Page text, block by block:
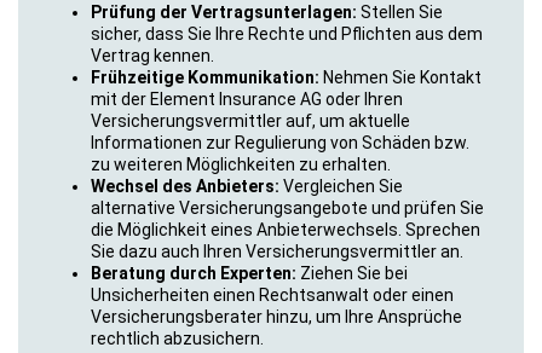
Prüfung der Vertragsunterlagen: Stellen Sie
sicher, dass Sie Ihre Rechte und Pflichten aus dem
Vertrag kennen.
Frühzeitige Kommunikation: Nehmen Sie Kontakt
mit der Element Insurance AG oder Ihren
Versicherungsvermittler auf, um aktuelle
Informationen zur Regulierung von Schäden bzw.
zu weiteren Möglichkeiten zu erhalten.
Wechsel des Anbieters: Vergleichen Sie
alternative Versicherungsangebote und prüfen Sie
die Möglichkeit eines Anbieterwechsels. Sprechen
Sie dazu auch Ihren Versicherungsvermittler an.
Beratung durch Experten: Ziehen Sie bei
Unsicherheiten einen Rechtsanwalt oder einen
Versicherungsberater hinzu, um Ihre Ansprüche
rechtlich abzusichern.